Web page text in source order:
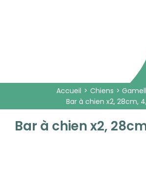
Accueil Chiens
Bar à chien x2, 28cm,
Bar à chien x2,